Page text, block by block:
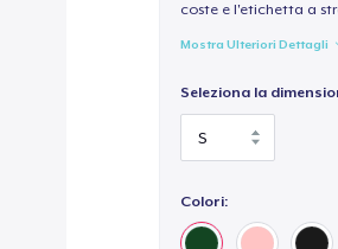
coste e l'etichetta a
Mostra Ulteriori Dettagli
Seleziona la
Colori: